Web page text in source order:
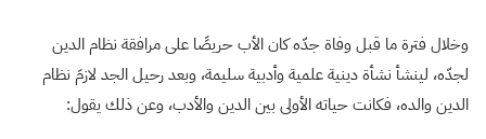
وخلال فترة ما قبل وفاة جدّه كان الأب حريصًا على مرافقة نظام الدين
لجدّه، لينشأ نشأة دينية علمية وأدبية سليمة، وبعد رحيل الجد لازمَ نظام
الدين والده، فكانت حياته الأولى بين الدين والأدب، وعن ذلك يقول: